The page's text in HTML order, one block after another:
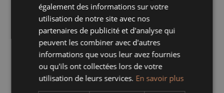
Description
Informations complémentaires
"Une poule dans les airs"
Optez pour nos plats ovales et ronds,
alliant élégance et fonctionnalité pour
également des informations sur votre
utilisation de notre site avec nos
partenaires de publicité et d'analyse qui
peuvent les combiner avec d'autres
informations que vous leur avez fournies
ou qu'ils ont collectées lors de votre
utilisation de leurs services. En savoir plus